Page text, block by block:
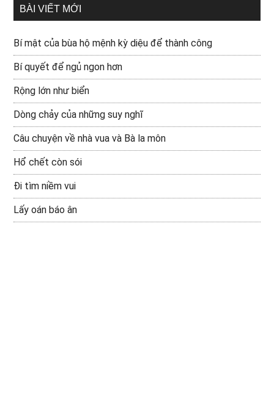
BÀI VIẾT MỚI
Bí mật của bùa hộ mệnh kỳ diệu để thành công
Bí quyết để ngủ ngon hơn
Rộng lớn như biển
Dòng chảy của những suy nghĩ
Câu chuyện về nhà vua và Bà la môn
Hổ chết còn sói
Đi tìm niềm vui
Lấy oán báo ân